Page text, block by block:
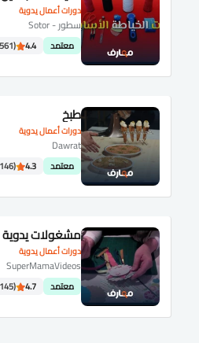
دورات أعمال يدوية
سطور - Sotor
معتمد 4.4
(561)
دورات أعمال يدوية
طبخ
Dawrat
معتمد 4.3
(1146)
دورات أعمال يدوية
مشغولات يدوية
SuperMamaVideos
معتمد 4.7
(145)